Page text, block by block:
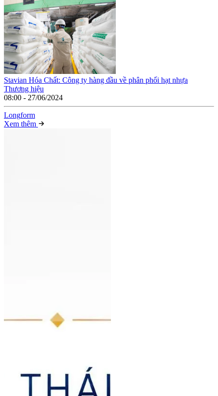
Stavian Hóa Chất: Công ty hàng đầu về phân phối hạt nhựa
Thương hiệu
08:00 - 27/06/2024
Longform
Xem thêm